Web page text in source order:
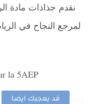
نقدم جذاذات مادة
لمرجع النجاح في
la 5AEP
قد يعجبك ايضا